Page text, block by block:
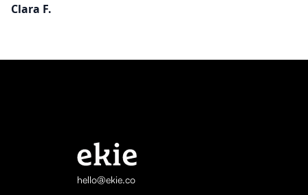
Clara F.
hello@ekie.co